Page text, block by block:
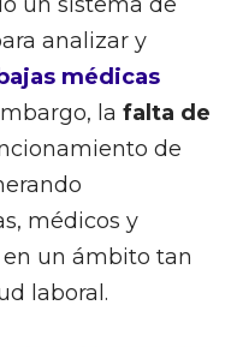
analizar y
bajas médicas
la falta de
de
médicos y
un ámbito tan
laboral.